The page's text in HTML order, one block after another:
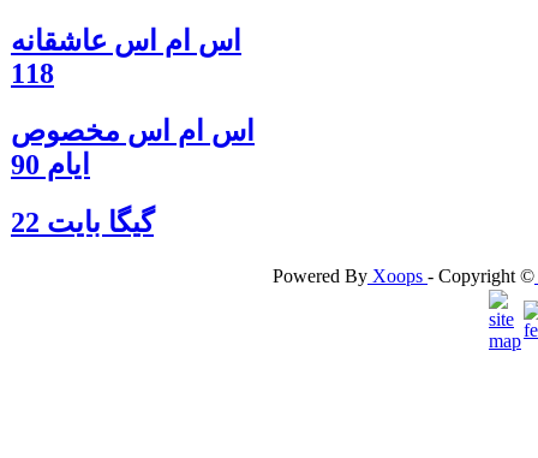
اس ام اس عاشقانه
118
اس ام اس مخصوص
ایام 90
گيگا بايت 22
Powered By Xoops - Copyright ©